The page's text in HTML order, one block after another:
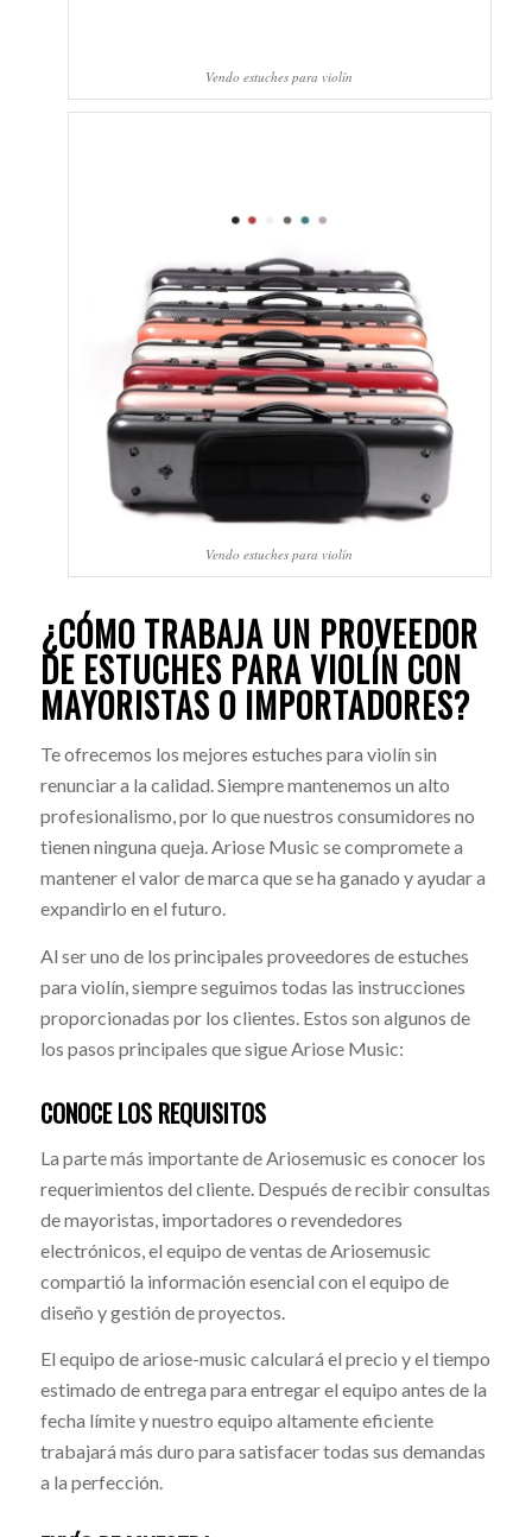
Vendo estuches para violín
Vendo estuches para violín
¿CÓMO TRABAJA UN PROVEEDOR
DE ESTUCHES PARA VIOLÍN CON
MAYORISTAS O IMPORTADORES?
Te ofrecemos los mejores estuches para violín sin
renunciar a la calidad. Siempre mantenemos un alto
profesionalismo, por lo que nuestros consumidores no
tienen ninguna queja. Ariose Music se compromete a
mantener el valor de marca que se ha ganado y ayudar a
expandirlo en el futuro.
Al ser uno de los principales proveedores de estuches
para violín, siempre seguimos todas las instrucciones
proporcionadas por los clientes. Estos son algunos de
los pasos principales que sigue Ariose Music:
CONOCE LOS REQUISITOS
La parte más importante de Ariosemusic es conocer los
requerimientos del cliente. Después de recibir consultas
de mayoristas, importadores o revendedores
electrónicos, el equipo de ventas de Ariosemusic
compartió la información esencial con el equipo de
diseño y gestión de proyectos.
El equipo de ariose-music calculará el precio y el tiempo
estimado de entrega para entregar el equipo antes de la
fecha límite y nuestro equipo altamente eficiente
trabajará más duro para satisfacer todas sus demandas
a la perfección.